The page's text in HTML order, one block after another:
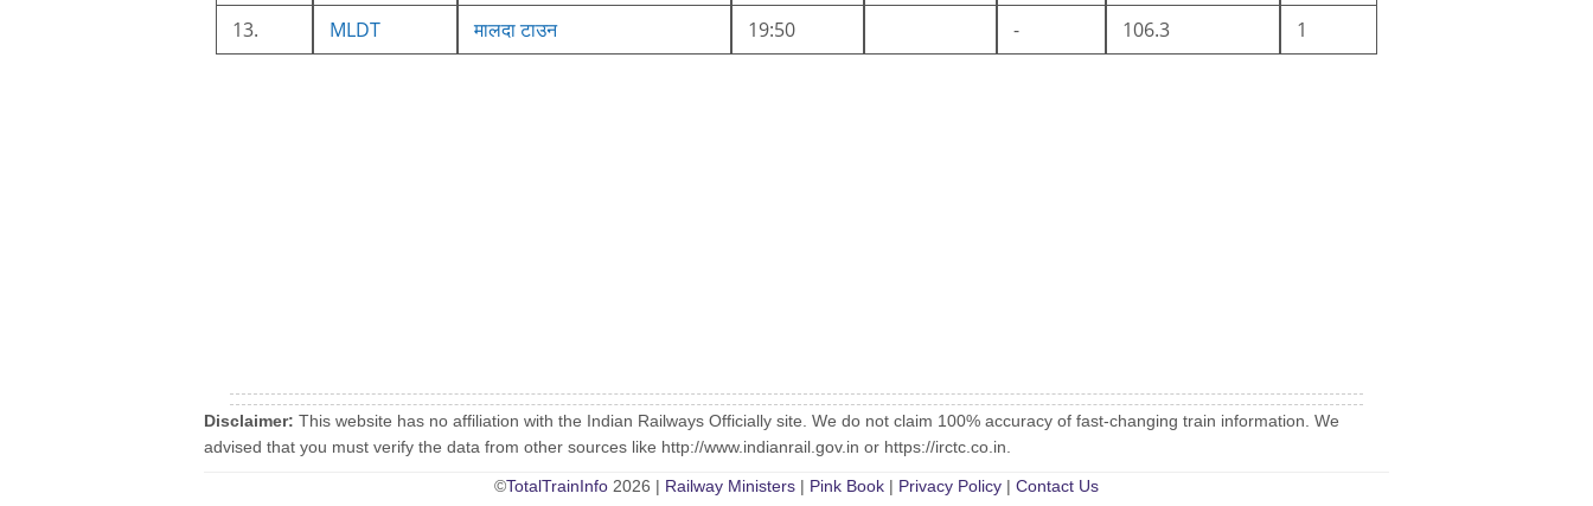
13.
MLDT मालदा टाउन 19:50 - 106.3 1
Disclaimer: This website has no affiliation with the Indian Railways Officially site. We do not claim 100% accuracy of fast-changing train information. We
advised that you must verify the data from other sources like http://www.indianrail.gov.in or https://irctc.co.in.
©TotalTrainInfo 2026 | Railway Ministers | Pink Book | Privacy Policy | Contact Us